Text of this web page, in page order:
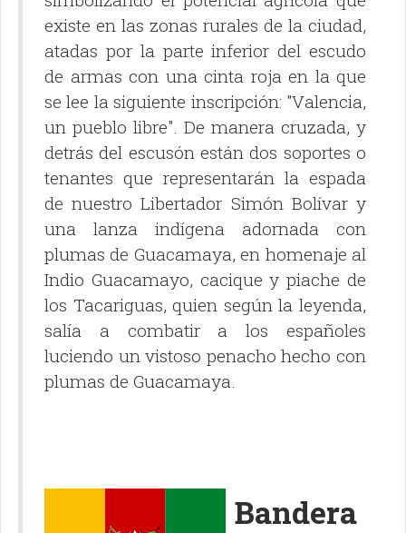
existe en las zonas rurales de la ciudad,
atadas por la parte inferior del escudo
de armas con una cinta roja en la que
se lee la siguiente inscripción: "Valencia,
un pueblo libre". De manera cruzada, y
detrás del escusón están dos soportes o
tenantes que representarán la espada
de nuestro Libertador Simón Bolívar y
una lanza indígena adornada con
plumas de Guacamaya, en homenaje al
Indio Guacamayo, cacique y piache de
los Tacariguas, quien según la leyenda,
salía a combatir a los españoles
luciendo un vistoso penacho hecho con
plumas de Guacamaya.
Bandera